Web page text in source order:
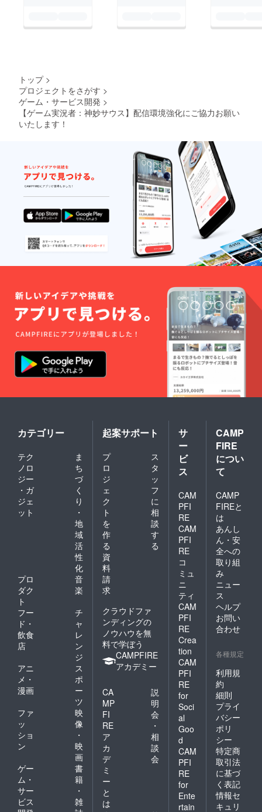
トップ >
プロジェクトをさがす >
ゲーム・サービス開発 >
【ゲーム実況者：神妙サウス】配信環境強化にご協力お願い
いたします！
カテゴリー
テク
ノロ
ジー
・ガ
ジェ
ット
ま
ち
づ
く
り
・
地
域
活
性
化
プロ
ダク
ト
音
楽
フー
ド・
飲食
店
チ
ャ
レ
ン
ジ
アニ
メ・
漫画
ス
ポ
ー
ツ
ファ
ッ
ショ
ン
映
像
・
映
画
ゲー
ム・
サー
ビス
書
籍
・
雑
起案サポート
プ
ロ
ジ
ェ
ク
ト
を
作
る
ス
タ
ッ
フ
に
相
談
す
る
資
料
請
求
クラウドファ
ンディングの
ノウハウを無
料で学ぼう
CAMPFIRE
アカデミー
CA
MP
FI
RE
ア
カ
デ
ミ
ー
と
は
説
明
会
・
相
談
会
サ
ー
ビ
ス
CAM
PFI
RE
CAM
PFI
RE
コ
ミュ
ニ
ティ
CAM
PFI
RE
Crea
tion
CAM
PFI
RE
for
Soci
al
Goo
d
CAM
PFI
RE
for
Ente
rtain
CAMP
FIRE
につい
て
CAMP
FIREと
は
あんし
ん・安
全への
取り組
み
ニュー
ス
ヘルプ
お問い
合わせ
各種規定
利用規
約
細則
プライ
バシー
ポリ
シー
特定商
取引法
に基づ
く表記
情報セ
キュリ